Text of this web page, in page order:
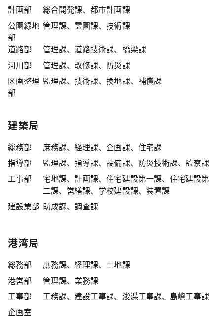
計画部
総合開発課、都市計画課
公園緑地
部
管理課、霊園課、技術課
道路部
管理課、道路技術課、橋梁課
河川部
管理課、改修課、防災課
区画整理
部
監理課、技術課、換地課、補償課
建築局
総務部
庶務課、経理課、企画課、住宅課
指導部
監理課、指導課、設備課、防災技術課、監察課
工事部
宅地課、計画課、住宅建設第一課、住宅建設第
二課、営繕課、学校建設課、装置課
建設業部 助成課、調査課
港湾局
総務部
庶務課、経理課、土地課
港営部
管理課、業務課
工事部
工務課、建設工事課、浚渫工事課、島嶼工事課
企画室